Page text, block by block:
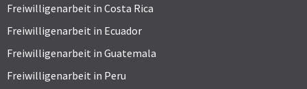
Freiwilligenarbeit in Costa Rica
Freiwilligenarbeit in Ecuador
Freiwilligenarbeit in Guatemala
Freiwilligenarbeit in Peru